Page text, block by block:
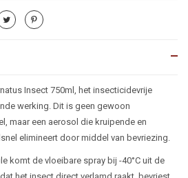
Insect 750ml, het insecticidevrije
werking. Dit is geen gewoon
maar een aerosol die kruipende en
elimineert door middel van bevriezing.
komt de vloeibare spray bij -40°C uit de